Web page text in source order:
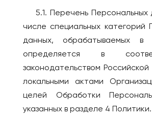
5.1. Перечень Персональных
числе специальных категорий
данных, обрабатываемых в
определяется в
законодательством
локальными актами
целей Обработки
указанных в разделе 4 Политики.